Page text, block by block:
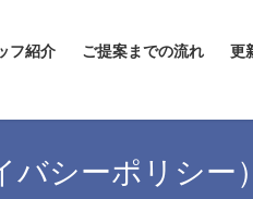
フ紹介 ご提案までの流れ 更
シーポリシー）